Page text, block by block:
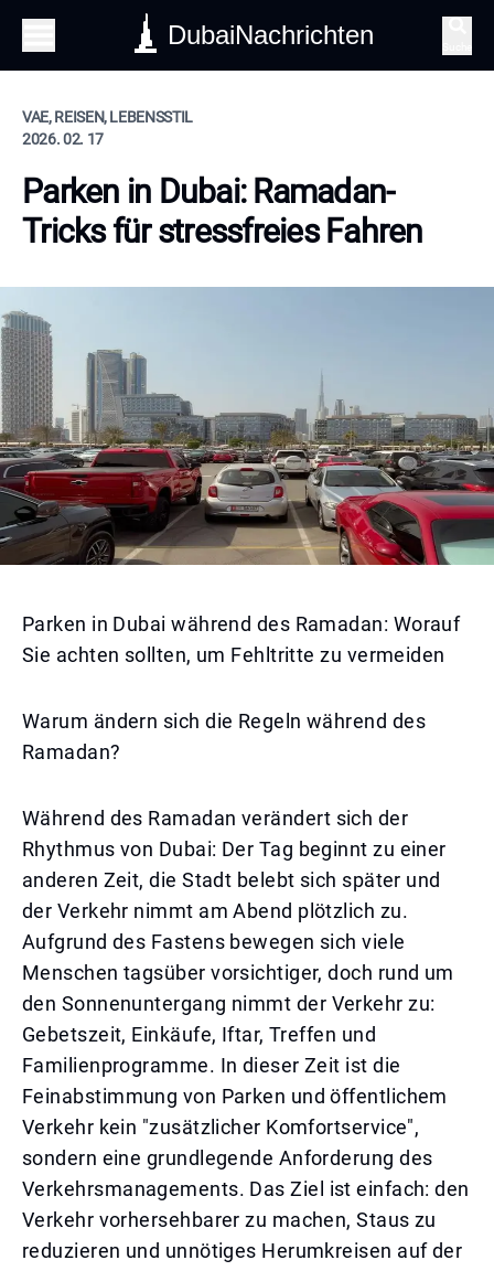
DubaiNachrichten
VAE, REISEN, LEBENSSTIL
2026. 02. 17
Parken in Dubai: Ramadan-
Tricks für stressfreies Fahren
Parken in Dubai während des Ramadan: Worauf
Sie achten sollten, um Fehltritte zu vermeiden
Warum ändern sich die Regeln während des
Ramadan?
Während des Ramadan verändert sich der
Rhythmus von Dubai: Der Tag beginnt zu einer
anderen Zeit, die Stadt belebt sich später und
der Verkehr nimmt am Abend plötzlich zu.
Aufgrund des Fastens bewegen sich viele
Menschen tagsüber vorsichtiger, doch rund um
den Sonnenuntergang nimmt der Verkehr zu:
Gebetszeit, Einkäufe, Iftar, Treffen und
Familienprogramme. In dieser Zeit ist die
Feinabstimmung von Parken und öffentlichem
Verkehr kein "zusätzlicher Komfortservice",
sondern eine grundlegende Anforderung des
Verkehrsmanagements. Das Ziel ist einfach: den
Verkehr vorhersehbarer zu machen, Staus zu
reduzieren und unnötiges Herumkreisen auf der